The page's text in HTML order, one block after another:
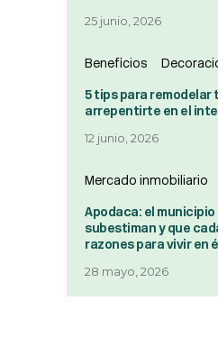
25 junio, 2026
Beneficios
5 tips para remodelar
arrepentirte en el
12 junio, 2026
Mercado inmobiliario
Apodaca: el
subestiman y que
razones para vivir en él
28 mayo, 2026